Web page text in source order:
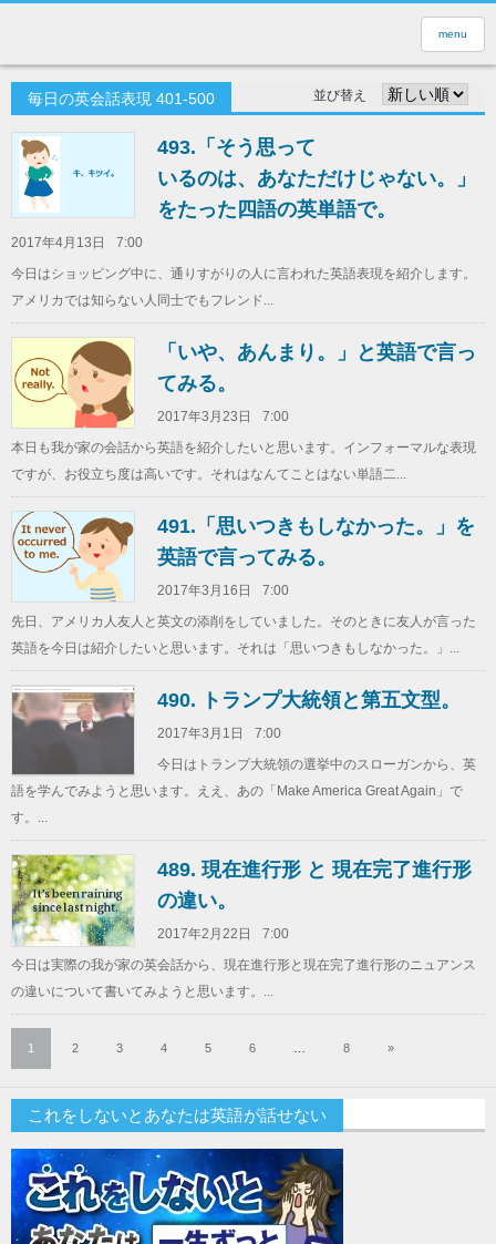
menu
毎日の英会話表現 401-500 並び替え
493.「そう思って
いるのは、あなただけじゃない。」
をたった四語の英単語で。
2017年4月13日
7:00
今日はショッピング中に、通りすがりの人に言われた英語表現を紹介します。
アメリカでは知らない人同士でもフレンド...
「いや、あんまり。」と英語で言っ
てみる。
2017年3月23日
7:00
本日も我が家の会話から英語を紹介したいと思います。インフォーマルな表現
ですが、お役立ち度は高いです。それはなんてことはない単語二...
491.「思いつきもしなかった。」を
英語で言ってみる。
2017年3月16日
7:00
先日、アメリカ人友人と英文の添削をしていました。そのときに友人が言った
英語を今日は紹介したいと思います。それは「思いつきもしなかった。」...
490. トランプ大統領と第五文型。
2017年3月1日
7:00
今日はトランプ大統領の選挙中のスローガンから、英
語を学んでみようと思います。ええ、あの「Make America Great Again」で
す。...
489. 現在進行形 と 現在完了進行形
の違い。
2017年2月22日
7:00
今日は実際の我が家の英会話から、現在進行形と現在完了進行形のニュアンス
の違いについて書いてみようと思います。...
1 2 3 4 5 6 8 »
これをしないとあなたは英語が話せない